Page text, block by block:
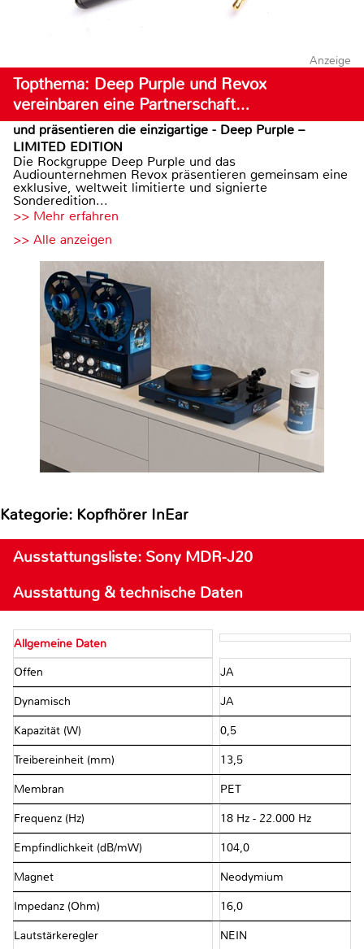
Anzeige
Topthema: Deep Purple und Revox
vereinbaren eine Partnerschaft…
und präsentieren die einzigartige - Deep Purple –
LIMITED EDITION
Die Rockgruppe Deep Purple und das
Audiounternehmen Revox präsentieren gemeinsam eine
exklusive, weltweit limitierte und signierte
Sonderedition...
>> Mehr erfahren
>> Alle anzeigen
Kategorie: Kopfhörer InEar
Ausstattungsliste: Sony MDR-J20
Ausstattung & technische Daten
Allgemeine Daten
Offen JA
Dynamisch JA
Kapazität (W) 0,5
Treibereinheit (mm) 13,5
Membran PET
Frequenz (Hz) 18 Hz - 22.000 Hz
Empfindlichkeit (dB/mW) 104,0
Magnet Neodymium
Impedanz (Ohm) 16,0
Lautstärkeregler NEIN